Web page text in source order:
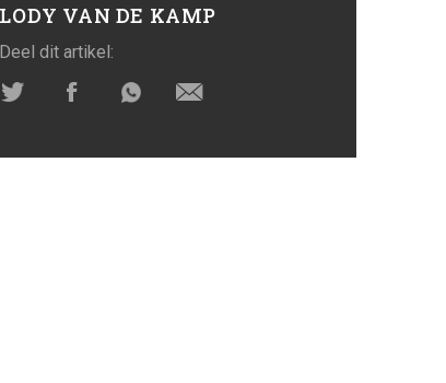
LODY VAN DE KAMP
Deel dit artikel: